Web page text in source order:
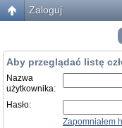
Zaloguj
Aby przeglądać listę
Nazwa
użytkownika:
Hasło:
Zapomniałem